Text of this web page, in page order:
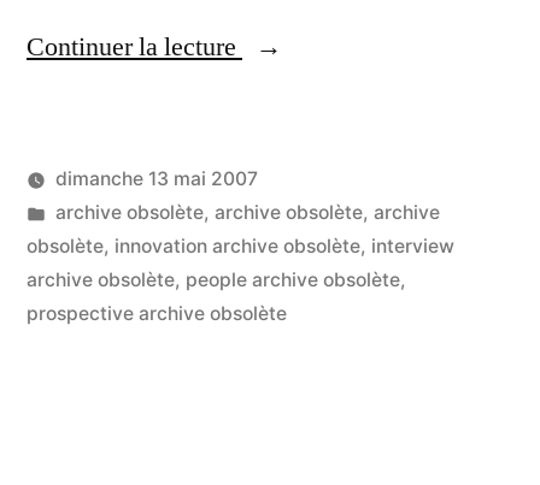
Continuer la lecture
« Joël
:
internet,
complexité,
écosystèmes,
Publié
par
LucL
dimanche 13 mai 2007
Publié
dans
archive obsolète, archive obsolète, archive
obsolète, innovation archive obsolète, interview
archive obsolète, people archive obsolète,
prospective archive obsolète